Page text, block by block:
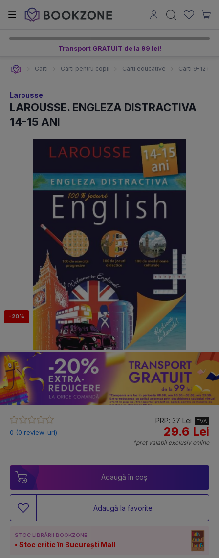
Transport GRATUIT de la 99 lei!
Carti Carti pentru copii Carti educative Carti 9-12+ ani
Larousse
LAROUSSE. ENGLEZA DISTRACTIVA
14-15 ANI
-20%
0 (0 review-uri)
PRP: 37 Lei TVA
29.6 Lei
*preț valabil exclusiv online
Adaugă în coș
Adaugă la favorite
STOC LIBRĂRII BOOKZONE
Stoc critic în București Mall